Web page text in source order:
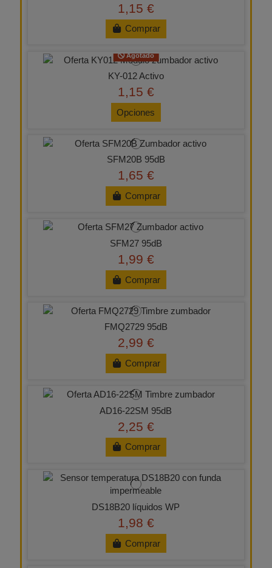
1,15 €
Comprar
Agotado
KY-012 Activo
1,15 €
Opciones
SFM20B 95dB
1,65 €
Comprar
SFM27 95dB
1,99 €
Comprar
FMQ2729 95dB
2,99 €
Comprar
AD16-22SM 95dB
2,25 €
Comprar
DS18B20 líquidos WP
1,98 €
Comprar